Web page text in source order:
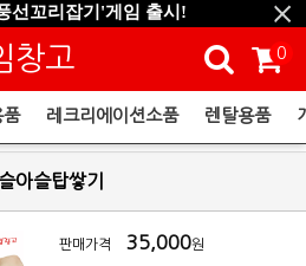
선꼬리잡기'게임 출시!
EVENT 적립금 5,000원 증정
링&볼링 ' 출시! ❤
창고 0
품 레크리에이션소품 렌탈용품
아슬탑쌓기
판매가격 35,000원